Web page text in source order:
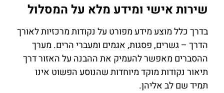
שירות אישי ומידע מלא על המסלול
בדרך כלל מוצע מידע מפורט על נקודות מרכזיות לאורך
הדרך – גשרים, פסגות, אגמים ומעברי הרים. מערך
ההסברים מאפשר להעמיק את ההבנה על האזור דרך
תיאור נקודות מוקד מיוחדות שהנוסע הפשוט אינו
תמיד שם לב אליהן.